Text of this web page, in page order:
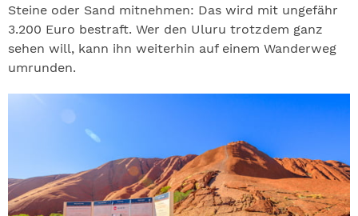
Steine oder Sand mitnehmen: Das wird mit ungefähr
3.200 Euro bestraft. Wer den Uluru trotzdem ganz
sehen will, kann ihn weiterhin auf einem Wanderweg
umrunden.